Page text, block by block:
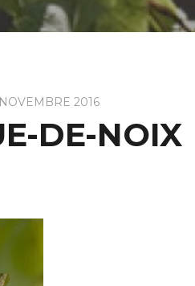
2016
DE-NOIX